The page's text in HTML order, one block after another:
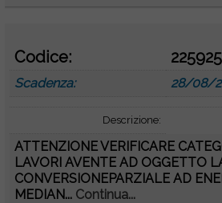
Codice:
Scadenza: 28/08/
Descrizione:
ATTENZIONE VERIFICARE
LAVORI AVENTE AD OGGETTO
CONVERSIONEPARZIALE AD
MEDIAN... Continua...